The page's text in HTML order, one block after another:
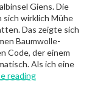
Giens. Die
sich wirklich Mühe
Das zeigte sich
Baumwolle-
Code, der einem
Als ich eine
reading“Anette”